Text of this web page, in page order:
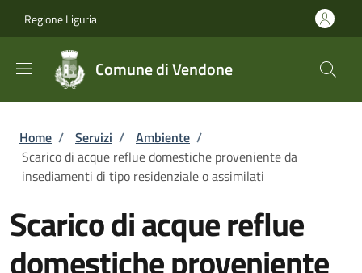
Regione Liguria
Comune di Vendone
Briciole di pane
Home / Servizi / Ambiente /
Scarico di acque reflue domestiche proveniente da
insediamenti di tipo residenziale o assimilati
Scarico di acque reflue
domestiche proveniente